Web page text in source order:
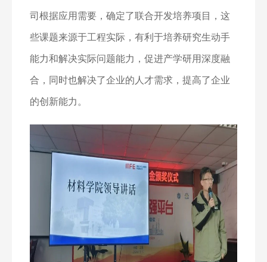
司根据应用需要，确定了联合开发培养项目，这
些课题来源于工程实际，有利于培养研究生动手
能力和解决实际问题能力，促进产学研用深度融
合，同时也解决了企业的人才需求，提高了企业
的创新能力。